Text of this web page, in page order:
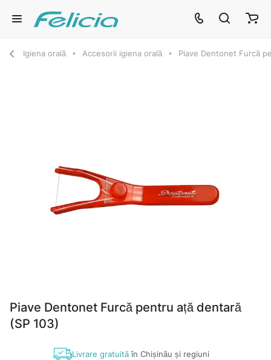
Igiena orală Accesorii igiena orală Piave Dentonet Furcă
Piave Dentonet Furcă pentru ață dentară
(SP 103)
Livrare gratuităîn Chișinău și regiuni